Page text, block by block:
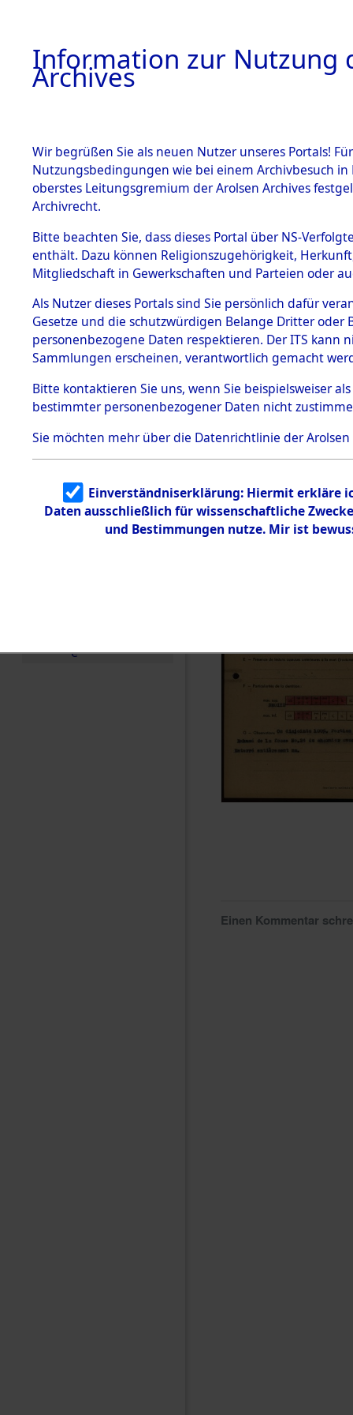
BESTÄNDE
1.
mente
5. Verschiedenes
5.3
Todesmärsche
5.3.1 Alliierte
Erhebungen
zu
Todesmärsch
en
5.3.2
Identifizierun
g
5.3.3
Todesmärsch
e
Einen Kommentar
Information zur Nutzung
Archives
Wir begrüßen Sie als neuen Nutzer unseres Portals!
Nutzungsbedingungen wie bei einem Archivbesuch
oberstes Leitungsgremium der Arolsen Archives
Archivrecht.
Bitte beachten Sie, dass dieses Portal über NS-
enthält. Dazu können Religionszugehörigkeit,
Mitgliedschaft in Gewerkschaften und Parteien oder
Als Nutzer dieses Portals sind Sie persönlich dafür
Gesetze und die schutzwürdigen Belange Dritter
personenbezogene Daten respektieren. Der ITS
Sammlungen erscheinen, verantwortlich gemacht
Bitte kontaktieren Sie uns, wenn Sie beispielsweiser
bestimmter personenbezogener Daten nicht
Sie möchten mehr über die Datenrichtlinie der Arolsen
Einverständniserklärung: Hiermit erkläre
Daten ausschließlich für wissenschaftliche
und Bestimmungen nutze. Mir ist